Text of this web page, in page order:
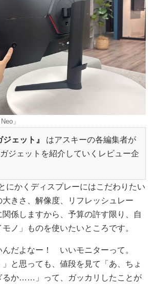
」
ェット』
はアスキーの各編集者が
ジェットを紹介していくレビュー企
にかくディスプレーにはこだわりたい
きさ、解像度、リフレッシュレー
関係しますから、予算の許す限り、自
ノ」ものを使いたいところです。
だよなー！ いいモニターって。
」と思っても、値段を見て「あ、ちょ
るか……」って、ガッカリしたことが